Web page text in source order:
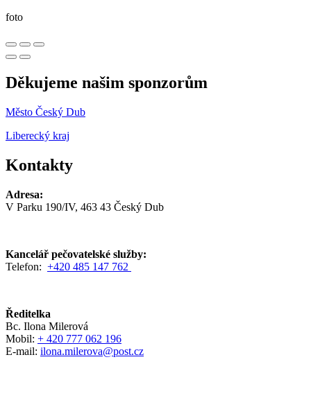
foto
Děkujeme našim sponzorům
Město Český Dub
Liberecký kraj
Kontakty
Adresa:
V Parku 190/IV, 463 43 Český Dub
Kancelář pečovatelské služby:
Telefon: +420 485 147 762
Ředitelka
Bc. Ilona Milerová
Mobil: + 420 777 062 196
E-mail: ilona.milerova@post.cz